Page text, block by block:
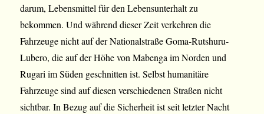
darum, Lebensmittel für den Lebensunterhalt zu
bekommen. Und während dieser Zeit verkehren die
Fahrzeuge nicht auf der Nationalstraße Goma-Rutshuru-
Lubero, die auf der Höhe von Mabenga im Norden und
Rugari im Süden geschnitten ist. Selbst humanitäre
Fahrzeuge sind auf diesen verschiedenen Straßen nicht
sichtbar. In Bezug auf die Sicherheit ist seit letzter Nacht